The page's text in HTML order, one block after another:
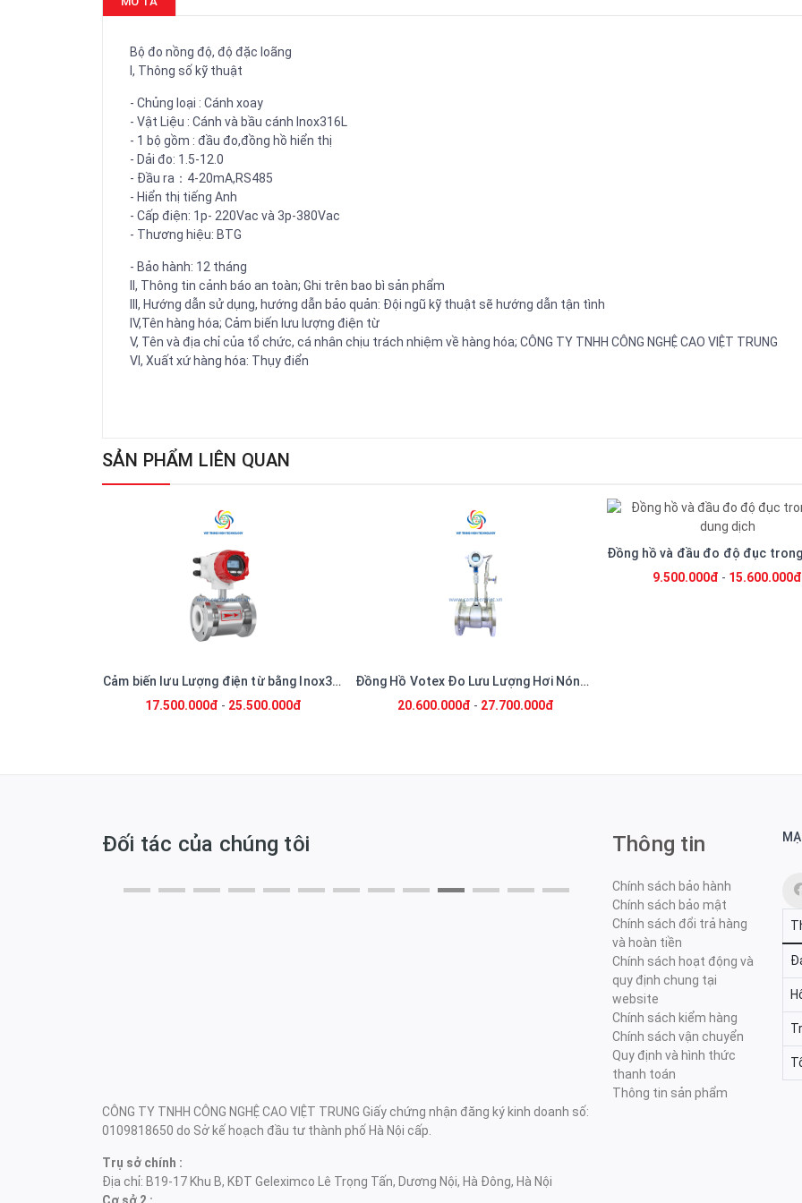
Bộ đo nồng độ, độ đặc loãng
I, Thông số kỹ thuật
- Chủng loại : Cánh xoay
- Vật Liệu : Cánh và bầu cánh Inox316L
- 1 bộ gồm : đầu đo,đồng hồ hiển thị
- Dải đo: 1.5-12.0
- Đầu ra：4-20mA,RS485
- Hiển thị tiếng Anh
- Cấp điện: 1p- 220Vac và 3p-380Vac
- Thương hiệu: BTG
- Bảo hành: 12 tháng
II, Thông tin cảnh báo an toàn; Ghi trên bao bì sản phẩm
III, Hướng dẫn sử dụng, hướng dẫn bảo quản: Đội ngũ kỹ thuật sẽ hướng dẫn tận tình
IV,Tên hàng hóa; Cảm biến lưu lượng điện từ
V, Tên và địa chỉ của tổ chức, cá nhân chịu trách nhiệm về hàng hóa; CÔNG TY TNHH CÔNG NGHỆ CAO VIỆT TRUNG
VI, Xuất xứ hàng hóa: Thụy điển
SẢN PHẨM LIÊN QUAN
Đồng Hồ Votex Đo Lưu Lượng Hơi Nóng,dầu nóng, Khí , Gas, Nước (tấn/h)
20.600.000đ -27.700.000đ
9.500.000đ- 15.600.000đ
Đo PH 2.0-6.0-7.2
6.500.000đ-
Đối tác của chúng tôi
CÔNG TY TNHH CÔNG NGHỆ CAO VIỆT TRUNG Giấy chứng nhận đăng ký kinh doanh số:
0109818650 do Sở kế hoạch đầu tư thành phố Hà Nội cấp.
Trụ sở chính :
Địa chỉ: B19-17 Khu B, KĐT Geleximco Lê Trọng Tấn, Dương Nội, Hà Đông, Hà Nội
Cơ sở 2 :
Thông tin
Chính sách bảo hành
Chính sách bảo mật
Chính sách đổi trả hàng
và hoàn tiền
Chính sách hoạt động và
quy định chung tại
website
Chính sách kiểm hàng
Chính sách vận chuyển
Quy định và hình thức
thanh toán
Thông tin sản phẩm